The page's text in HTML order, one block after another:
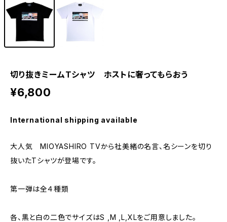
切り抜きミームTシャツ ホストに奢ってもらおう
¥6,800
International shipping available
大人気 MIOYASHIRO TVから社美緒の名言、名シーンを切り
抜いたTシャツが登場です。
第一弾は全４種類
各、黒と白の二色でサイズはS ,M ,L,XLをご用意しました。